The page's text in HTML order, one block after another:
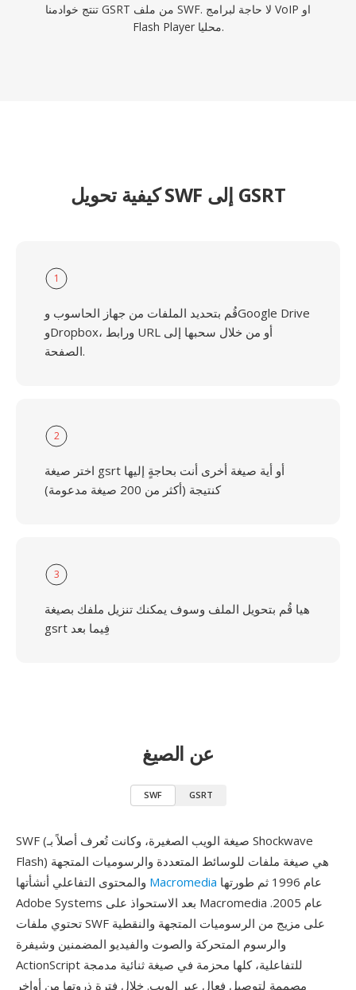
تنتج خوادمنا GSRT من ملف SWF. لا حاجة لبرامج VoIP او
Flash Player محليا.
كيفية تحويل SWF إلى GSRT
1
قُم بتحديد الملفات من جهاز الحاسوب وGoogle Drive
وDropbox، ورابط URL أو من خلال سحبها إلى
الصفحة.
2
اختر صيغة gsrt أو أية صيغة أخرى أنت بحاجةٍ إليها
كنتيجة (أكثر من 200 صيغة مدعومة)
3
هيا قُم بتحويل الملف وسوف يمكنك تنزيل ملفك بصيغة
gsrt فِيما بعد
عن الصيغ
SWF GSRT
SWF (صيغة الويب الصغيرة، وكانت تُعرف أصلاً بـ Shockwave
Flash) هي صيغة ملفات للوسائط المتعددة والرسوميات المتجهة
Macromedia
Adobe Systems بعد الاستحواذ على Macromedia عام 2005.
تحتوي ملفات SWF على مزيج من الرسوميات المتجهة والنقطية
والرسوم المتحركة والصوت والفيديو المضمنين وشيفرة
ActionScript للتفاعلية، كلها محزمة في صيغة ثنائية مدمجة
مصممة لتوصيل فعال عبر الويب. خلال فترة ذروتها من أواخر